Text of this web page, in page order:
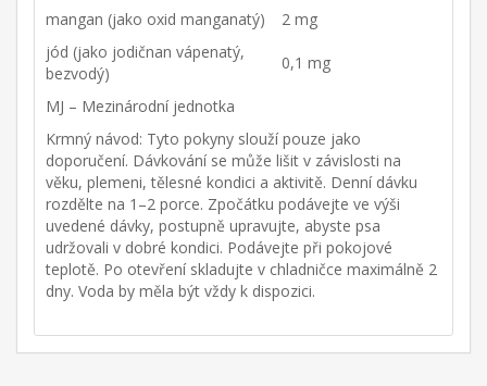
mangan (jako oxid manganatý)
2 mg
jód (jako jodičnan vápenatý,
bezvodý)
0,1 mg
MJ – Mezinárodní jednotka
Krmný návod: Tyto pokyny slouží pouze jako
doporučení. Dávkování se může lišit v závislosti na
věku, plemeni, tělesné kondici a aktivitě. Denní dávku
rozdělte na 1–2 porce. Zpočátku podávejte ve výši
uvedené dávky, postupně upravujte, abyste psa
udržovali v dobré kondici. Podávejte při pokojové
teplotě. Po otevření skladujte v chladničce maximálně 2
dny. Voda by měla být vždy k dispozici.